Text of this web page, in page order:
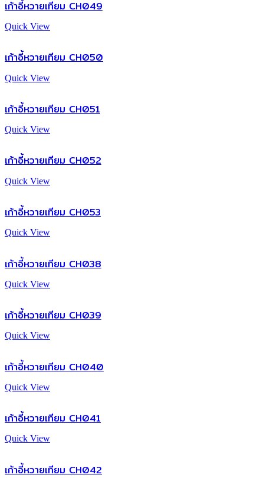
เก้าอี้หวายเทียม CH049
Quick View
เก้าอี้หวายเทียม CH050
Quick View
เก้าอี้หวายเทียม CH051
Quick View
เก้าอี้หวายเทียม CH052
Quick View
เก้าอี้หวายเทียม CH053
Quick View
เก้าอี้หวายเทียม CH038
Quick View
เก้าอี้หวายเทียม CH039
Quick View
เก้าอี้หวายเทียม CH040
Quick View
เก้าอี้หวายเทียม CH041
Quick View
เก้าอี้หวายเทียม CH042